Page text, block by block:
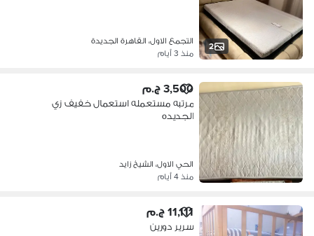
2
التجمع الاول، القاهرة الجديدة
منذ 3 أيام
3,500 ج.م
مرتبه مستعمله استعمال خفيف زي
الجديده
الحي الاول، الشيخ زايد
منذ 4 أيام
11,111 ج.م
سرير دورين